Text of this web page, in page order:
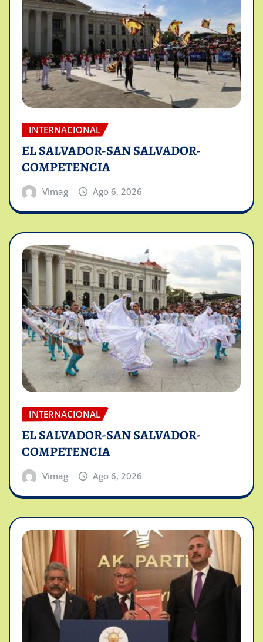
INTERNACIONAL
EL SALVADOR-SAN SALVADOR-
COMPETENCIA
Vimag Ago 6, 2026
INTERNACIONAL
EL SALVADOR-SAN SALVADOR-
COMPETENCIA
Vimag Ago 6, 2026